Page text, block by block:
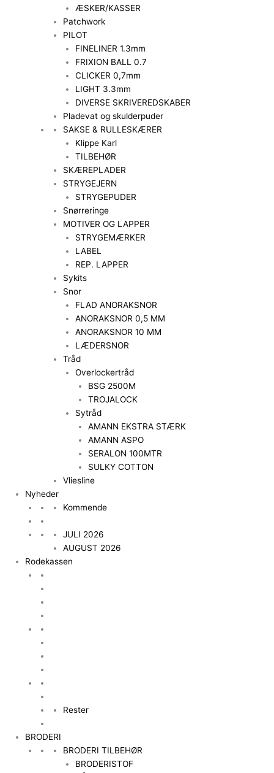
ÆSKER/KASSER
Patchwork
PILOT
FINELINER 1.3mm
FRIXION BALL 0.7
CLICKER 0,7mm
LIGHT 3.3mm
DIVERSE SKRIVEREDSKABER
Pladevat og skulderpuder
SAKSE & RULLESKÆRER
Klippe Karl
TILBEHØR
SKÆREPLADER
STRYGEJERN
STRYGEPUDER
Snørreringe
MOTIVER OG LAPPER
STRYGEMÆRKER
LABEL
REP. LAPPER
Sykits
Snor
FLAD ANORAKSNOR
ANORAKSNOR 0,5 MM
ANORAKSNOR 10 MM
LÆDERSNOR
Tråd
Overlockertråd
BSG 2500M
TROJALOCK
Sytråd
AMANN EKSTRA STÆRK
AMANN ASPO
SERALON 100MTR
SULKY COTTON
Vliesline
Nyheder
Kommende
JULI 2026
AUGUST 2026
Rodekassen
Rester
BRODERI
BRODERI TILBEHØR
BRODERISTOF